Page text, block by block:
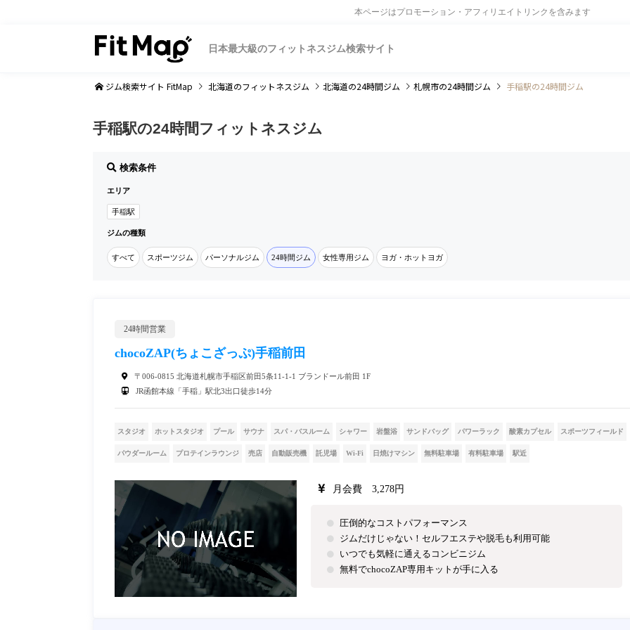
本ページはプロモーション・アフィリエイトリンクを含みます
日本最大級のフィットネスジム検索サイト
ジム検索サイト FitMap 北海道のフィットネスジム 北海道の24時間ジム 札幌市の24時間ジム 手稲駅の24時間ジム
手稲駅の24時間フィットネスジム
検索条件
エリア
手稲駅
ジムの種類
すべて スポーツジム パーソナルジム 24時間ジム 女性専用ジム ヨガ・ホットヨガ
24時間営業
chocoZAP(ちょこざっぷ)手稲前田
〒006-0815 北海道札幌市手稲区前田5条11-1-1 ブランドール前田 1F
JR函館本線「手稲」駅北3出口徒歩14分
スタジオ ホットスタジオ プール サウナ スパ・バスルーム シャワー 岩盤浴 サンドバッグ パワーラック 酸素カプセル スポーツフィールド
パウダールーム プロテインラウンジ 売店 自動販売機 託児場 Wi-Fi 日焼けマシン 無料駐車場 有料駐車場 駅近
月会費 3,278円
圧倒的なコストパフォーマンス
ジムだけじゃない！セルフエステや脱毛も利用可能
いつでも気軽に通えるコンビニジム
無料でchocoZAP専用キットが手に入る